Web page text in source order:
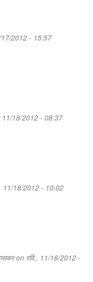
2012 - 15:57
11/18/2012 - 08:37
11/18/2012 - 10:02
on रवि., 11/18/2012 -